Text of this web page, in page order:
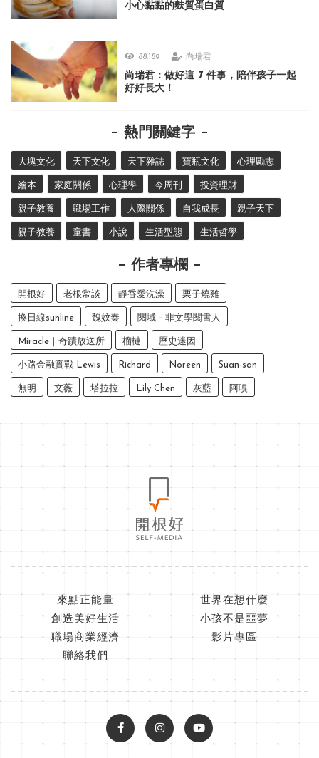
小心黏黏的麩質蛋白質
88,189 尚瑞君
尚瑞君：做好這 7 件事，陪伴孩子一起
好好長大！
熱門關鍵字
大塊文化 天下文化 天下雜誌 寶瓶文化 心理勵志
繪本 家庭關係 心理學 今周刊 投資理財
親子教養 職場工作 人際關係 自我成長 親子天下
親子教養 童書 小說 生活型態 生活哲學
作者專欄
開根好 老根常談 靜香愛洗澡 栗子燒雞
換日線sunline 魏妏秦 閱域－非文學閱書人
Miracle｜奇蹟放送所 榴槤 歷史迷因
小路金融實戰 Lewis Richard Noreen Suan-san
無明 文薇 塔拉拉 Lily Chen 灰藍 阿嗅
來點正能量
世界在想什麼
創造美好生活
小孩不是噩夢
職場商業經濟
影片專區
聯絡我們